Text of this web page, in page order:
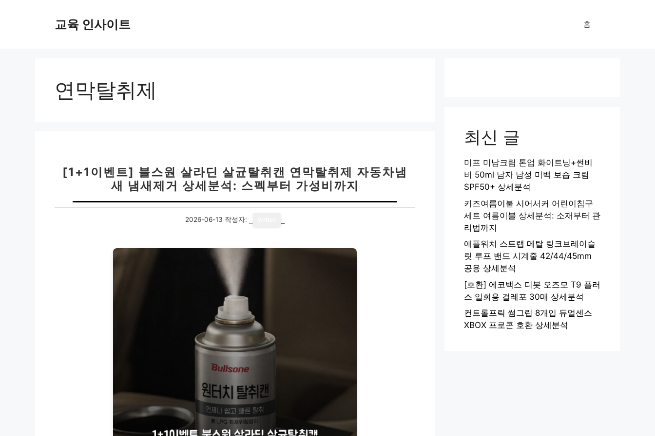
교육 인사이트 홈
연막탈취제
[1+1이벤트] 불스원 살라딘 살균탈취캔 연막탈취제 자동차냄
새 냄새제거 상세분석: 스펙부터 가성비까지
2026-06-13 작성자:
최신 글
미프 미남크림 톤업 화이트닝+썬비
비 50ml 남자 남성 미백 보습 크림
SPF50+ 상세분석
키즈여름이불 시어서커 어린이침구
세트 여름이불 상세분석: 소재부터 관
리법까지
애플워치 스트랩 메탈 링크브레이슬
릿 루프 밴드 시계줄 42/44/45mm
공용 상세분석
[호환] 에코백스 디봇 오즈모 T9 플러
스 일회용 걸레포 30매 상세분석
컨트롤프릭 썸그립 8개입 듀얼센스
XBOX 프로콘 호환 상세분석